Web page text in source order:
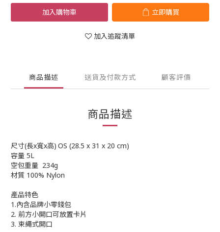
加入購物車 立即購買
加入追蹤清單
商品描述 送貨及付款方式 顧客評價
商品描述
尺寸(長x寬x高) OS (28.5 x 31 x 20 cm)
容量 5L
空包重量 234g
材質 100% Nylon
產品特色
1.內含品牌小零錢包
2. 前方小開口可放置卡片
3. 束繩式開口